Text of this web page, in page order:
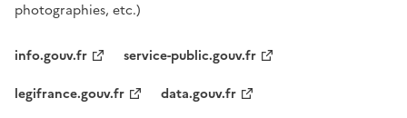
photographies, etc.)
info.gouv.fr
service-public.gouv.fr
legifrance.gouv.fr
data.gouv.fr